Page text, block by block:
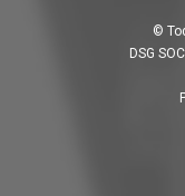
©
DSG